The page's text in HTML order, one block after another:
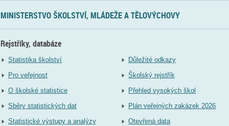
MINISTERSTVO ŠKOLSTVÍ, MLÁDEŽE A TĚLOVÝCHOVY
Rejstříky, databáze
Statistika školství
Pro veřejnost
O školské statistice
Sběry statistických dat
Statistické výstupy a analýzy
Důležité odkazy
Školský rejstřík
Přehled vysokých škol
Plán veřejných zakázek 2026
Otevřená data